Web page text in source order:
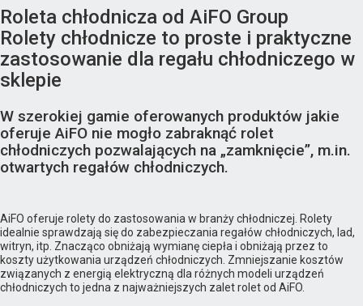
Roleta chłodnicza od AiFO Group
Rolety chłodnicze to proste i praktyczne
zastosowanie dla regału chłodniczego w
sklepie
W szerokiej gamie oferowanych produktów jakie
oferuje AiFO nie mogło zabraknąć rolet
chłodniczych pozwalających na „zamknięcie”, m.in.
otwartych regałów chłodniczych.
AiFO oferuje rolety do zastosowania w branży chłodniczej. Rolety
idealnie sprawdzają się do zabezpieczania regałów chłodniczych, lad,
witryn, itp. Znacząco obniżają wymianę ciepła i obniżają przez to
koszty użytkowania urządzeń chłodniczych. Zmniejszanie kosztów
związanych z energią elektryczną dla różnych modeli urządzeń
chłodniczych to jedna z najważniejszych zalet rolet od AiFO.